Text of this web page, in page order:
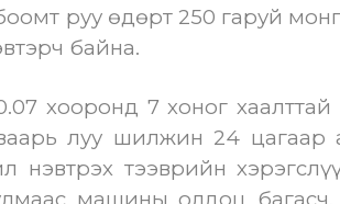
руу өдөрт 250 гаруй
байна.
хооронд 7 хоног
луу шилжин 24 цагаар
нэвтрэх тээврийн